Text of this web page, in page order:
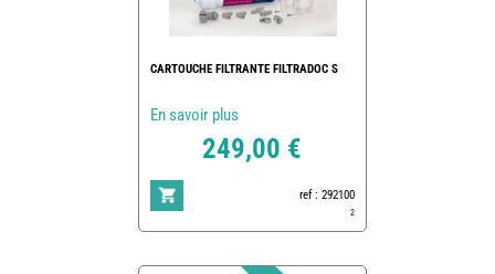
CARTOUCHE FILTRANTE FILTRADOC S
En savoir plus
249,00 €
ref : 292100
2